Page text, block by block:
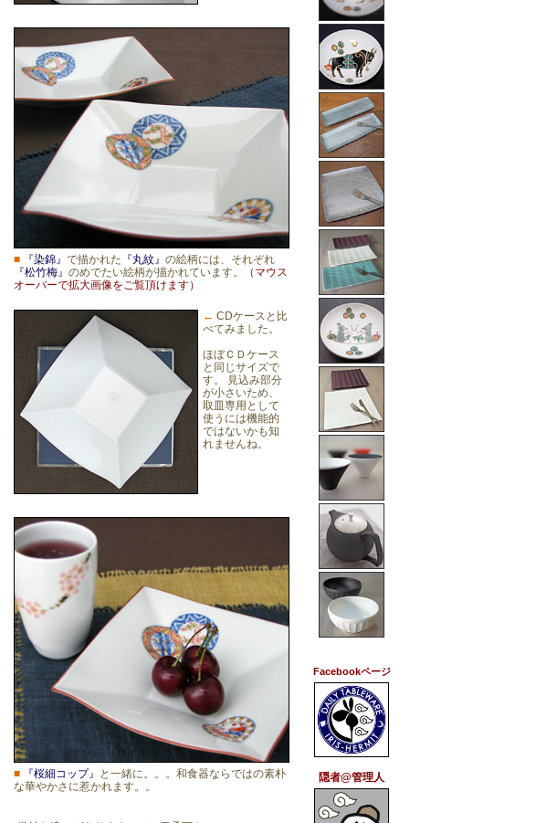
■ 『染錦』 で描かれた 『丸紋』 の絵柄には、それぞれ
『松竹梅』 のめでたい絵柄が描かれています。
（マウス
オーバーで拡大画像をご覧頂けます）
← CDケースと比
べてみました。
ほぼＣＤケース
と同じサイズで
す。 見込み部分
が小さいため、
取皿専用として
使うには機能的
ではないかも知
れませんね。
■ 『桜細コップ』
と一緒に。。。和食器ならではの素朴
な華やかさに惹かれます。。
Facebookページ
隠者@管理人